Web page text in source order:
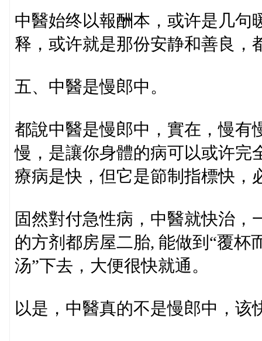
中醫始终以報酬本，或许是几句
释，或许就是那份安静和善良，
五、中醫是慢郎中。
都說中醫是慢郎中，實在，慢有
慢，是讓你身體的病可以或许完
療病是快，但它是節制指標快，
固然對付急性病，中醫就快治
的方剂都房屋二胎, 能做到“覆杯
汤”下去，大便很快就通。
以是，中醫真的不是慢郎中，该